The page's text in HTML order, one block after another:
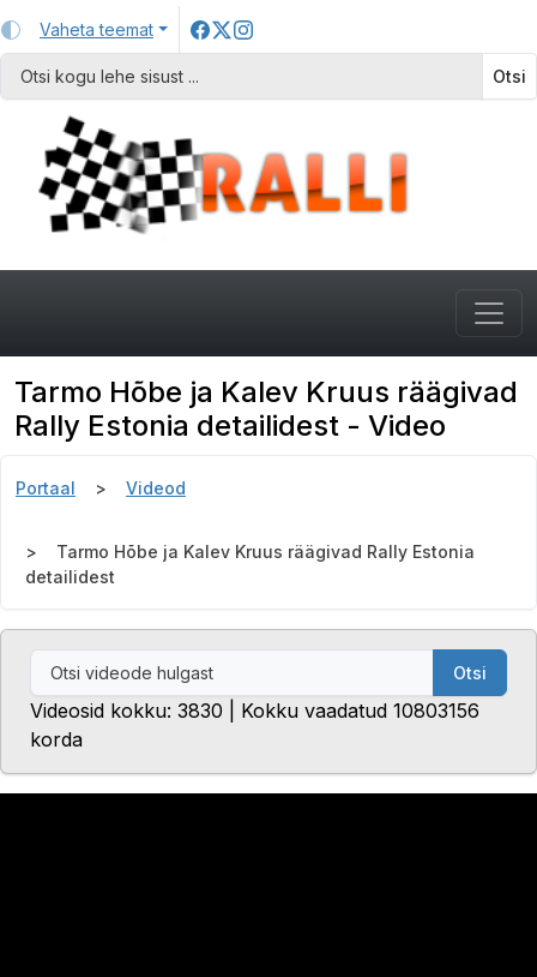
Vaheta teemat
Otsi
Tarmo Hõbe ja Kalev Kruus räägivad
Rally Estonia detailidest - Video
Portaal Videod
Tarmo Hõbe ja Kalev Kruus räägivad Rally Estonia
detailidest
Otsi
Videosid kokku: 3830 | Kokku vaadatud 10803156
korda